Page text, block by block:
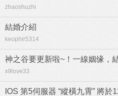
zhaoshuzhi
結婚介紹
keophir5314
神之谷要更新啦~！一線姻缘，
x9love33
IOS 第5伺服器 “縱橫九霄” 將於